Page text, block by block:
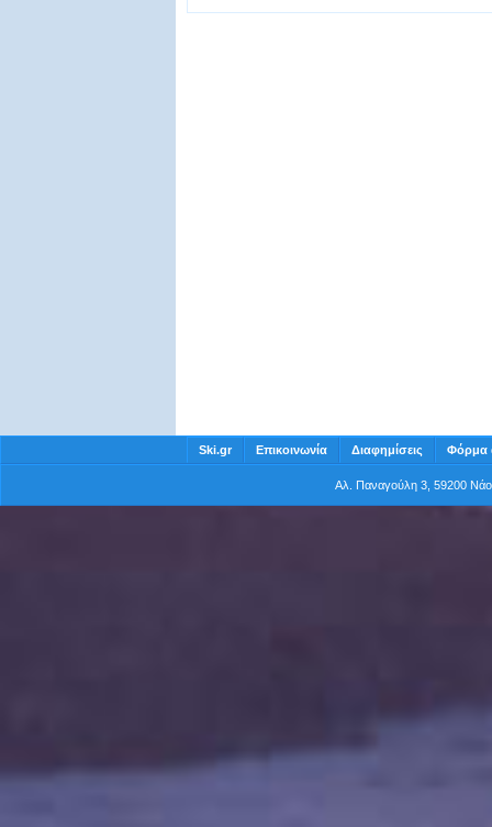
Ski.gr Επικοινωνία Διαφημίσεις Φόρμα
Αλ. Παναγούλη 3, 59200